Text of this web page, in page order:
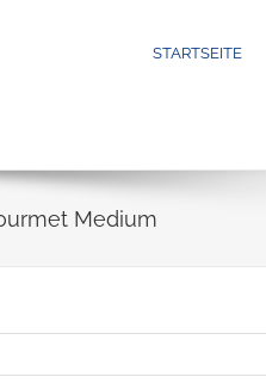
STARTSEITE
Medium